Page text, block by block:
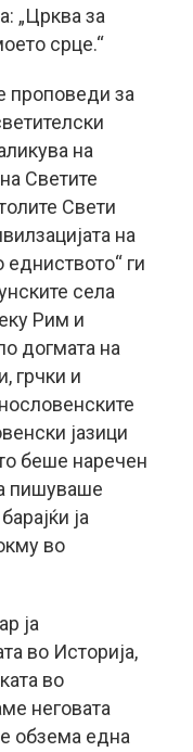
„Црква за
срце.“
проповеди за
на
Светите
Свети
на
едниството“ ги
села
Рим и
догмата на
грчки и
јазици
беше наречен
пишуваше
ја
во
ја
во Историја,
во
неговата
обзема една